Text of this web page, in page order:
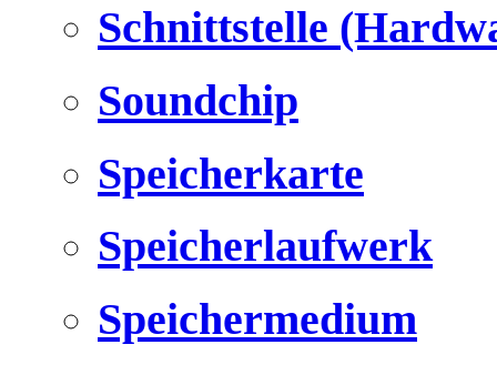
Schnittstelle
Soundchip
Speicherkarte
Speicherlaufwerk
Speichermedium